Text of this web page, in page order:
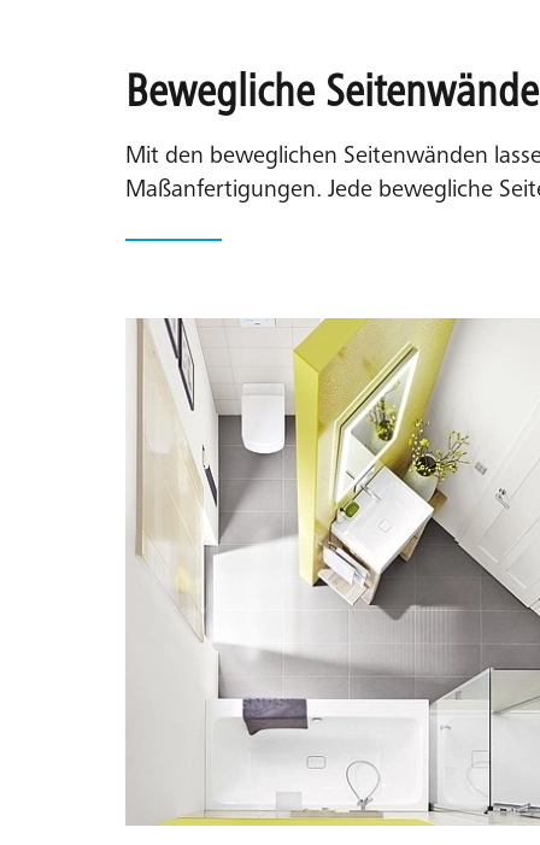
Bewegliche Seitenwände
Mit den beweglichen Seitenwänden
Maßanfertigungen. Jede bewegliche